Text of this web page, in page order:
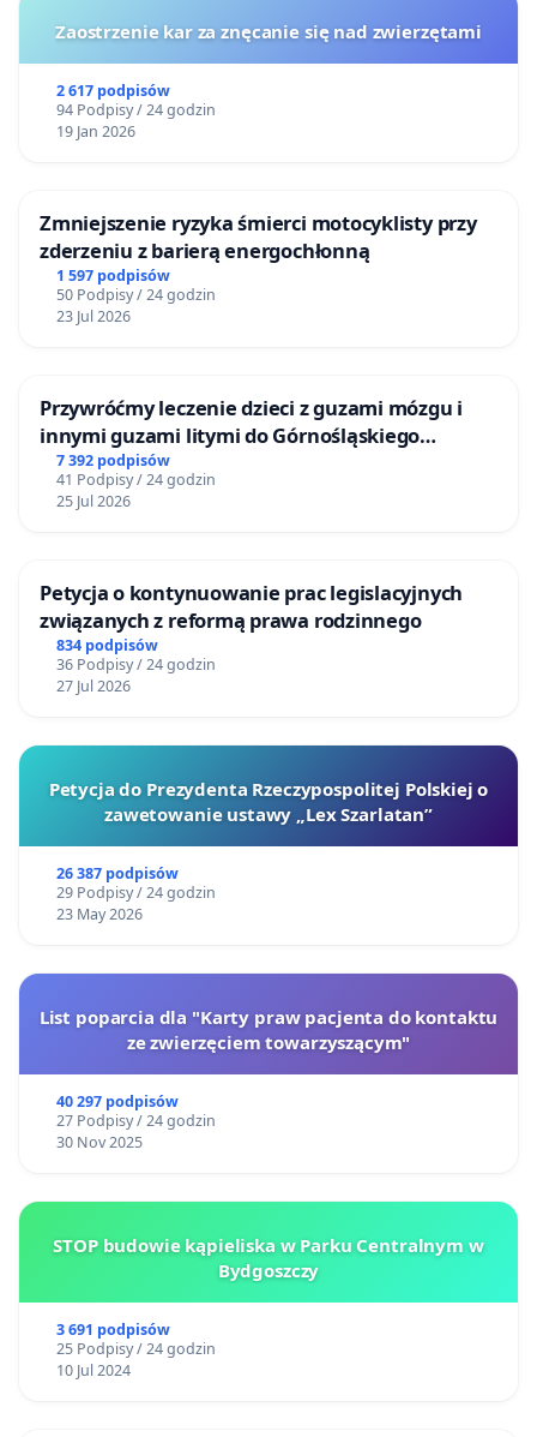
Zaostrzenie kar za znęcanie się nad zwierzętami
2 617 podpisów
94 Podpisy / 24 godzin
19 Jan 2026
Zmniejszenie ryzyka śmierci motocyklisty przy
zderzeniu z barierą energochłonną
1 597 podpisów
50 Podpisy / 24 godzin
23 Jul 2026
Przywróćmy leczenie dzieci z guzami mózgu i
innymi guzami litymi do Górnośląskiego
Centrum Zdrowia Dziecka w Katowicach
7 392 podpisów
41 Podpisy / 24 godzin
25 Jul 2026
Petycja o kontynuowanie prac legislacyjnych
związanych z reformą prawa rodzinnego
834 podpisów
36 Podpisy / 24 godzin
27 Jul 2026
Petycja do Prezydenta Rzeczypospolitej Polskiej o
zawetowanie ustawy „Lex Szarlatan”
26 387 podpisów
29 Podpisy / 24 godzin
23 May 2026
List poparcia dla "Karty praw pacjenta do kontaktu
ze zwierzęciem towarzyszącym"
40 297 podpisów
27 Podpisy / 24 godzin
30 Nov 2025
STOP budowie kąpieliska w Parku Centralnym w
Bydgoszczy
3 691 podpisów
25 Podpisy / 24 godzin
10 Jul 2024